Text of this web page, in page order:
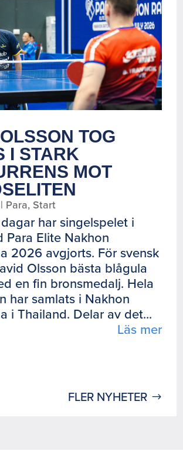
TOG
I STARK
MOT
| Para, Start
har singelspelet i
Para Elite Nakhon
2026 avgjorts. För svensk
Olsson bästa blågula
en fin bronsmedalj. Hela
har samlats i Nakhon
i Thailand. Delar av det...
Läs mer
FLER NYHETER